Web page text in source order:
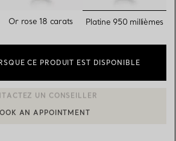
Or rose 18 carats Platine 950 millièmes
CE PRODUIT EST DISPONIBLE
CLIENT OU PRENDRE RENDEZ-